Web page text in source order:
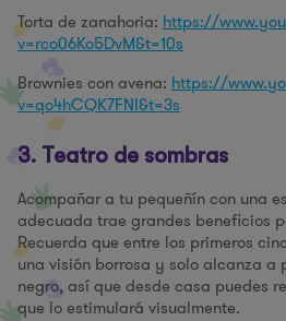
Torta de zanahoria: https://
v=rco06Ko5DvM&t=10s
Brownies con avena: https://
v=qo4hCQK7FNI&t=3s
3. Teatro de sombras
Acompañar a tu pequeñín con una
adecuada trae grandes beneficios
Recuerda que entre los primeros
una visión borrosa y solo alcanza
negro, así que desde casa puedes
que lo estimulará visualmente.